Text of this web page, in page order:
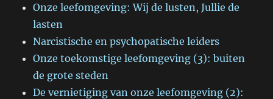
Onze leefomgeving: Wij de lusten, Jullie de
lasten
Narcistische en psychopatische leiders
Onze toekomstige leefomgeving (3): buiten
de grote steden
De vernietiging van onze leefomgeving (2):